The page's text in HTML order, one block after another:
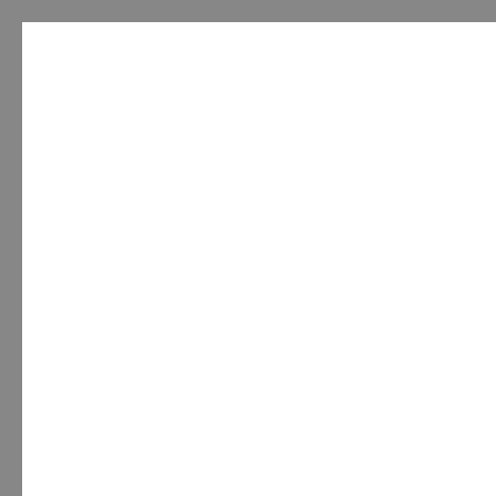
ALIZÉE
Atelier d’architecture (Bruxelles) ayant à cœur de vous